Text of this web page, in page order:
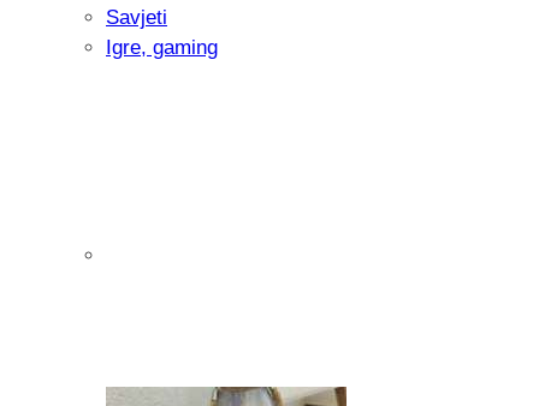
Savjeti
Igre, gaming